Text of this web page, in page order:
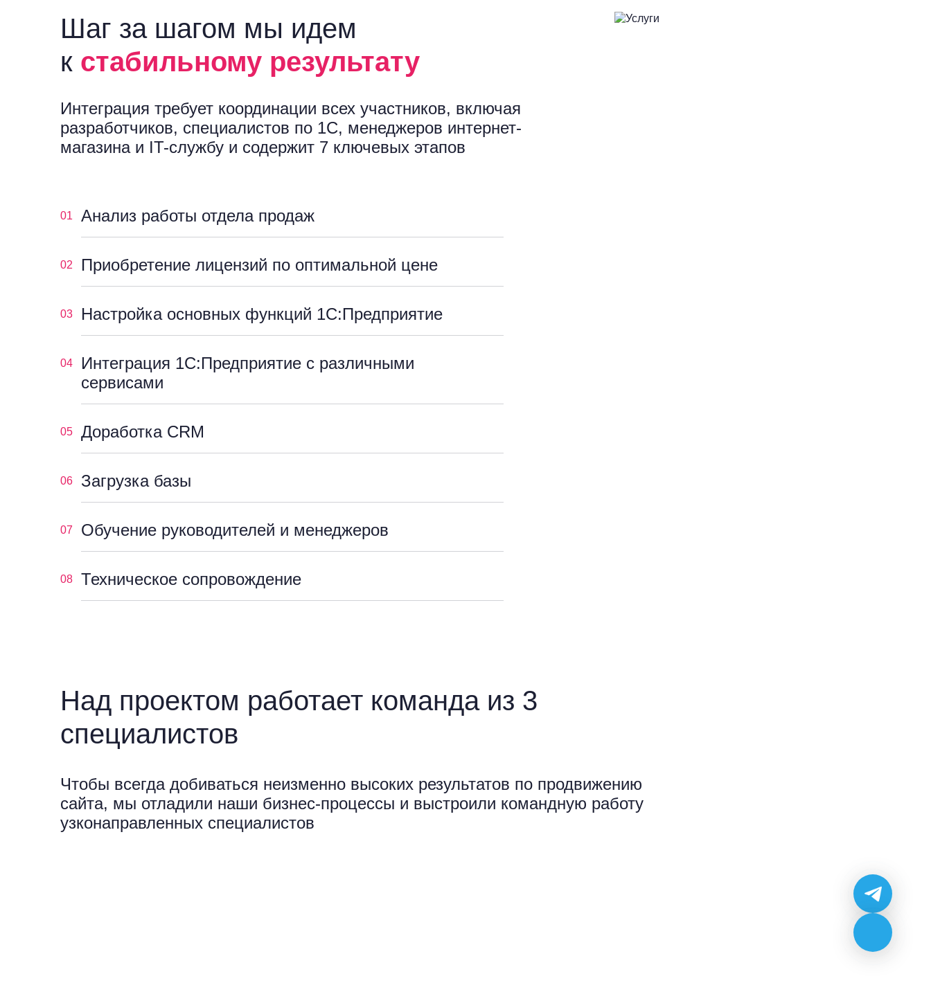
Шаг за шагом мы идем
к стабильному результату
Интеграция требует координации всех участников, включая
разработчиков, специалистов по 1С, менеджеров интернет-
магазина и IT-службу и содержит 7 ключевых этапов
01 Анализ работы отдела продаж
02 Приобретение лицензий по оптимальной цене
03 Настройка основных функций 1С:Предприятие
04
Интеграция 1С:Предприятие с различными
сервисами
05 Доработка CRM
06 Загрузка базы
07 Обучение руководителей и менеджеров
08 Техническое сопровождение
Над проектом работает команда из 3
специалистов
Чтобы всегда добиваться неизменно высоких результатов по продвижению
сайта, мы отладили наши бизнес-процессы и выстроили командную работу
узконаправленных специалистов